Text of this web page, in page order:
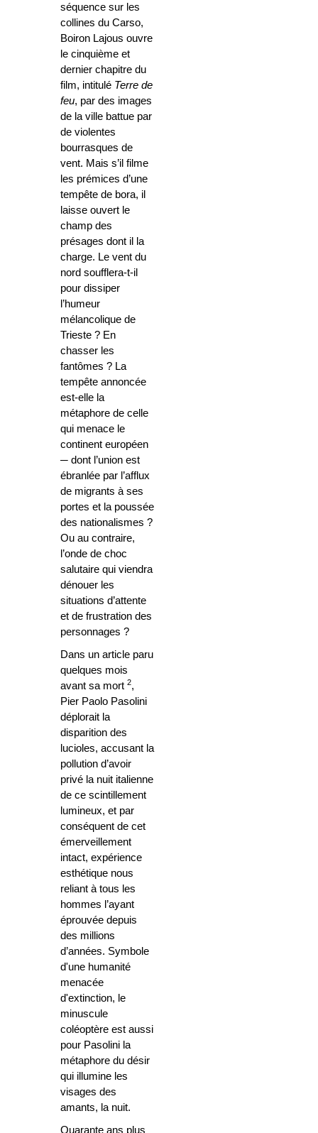
séquence sur les
collines du Carso,
Boiron Lajous ouvre
le cinquième et
dernier chapitre du
film, intitulé Terre de
feu, par des images
de la ville battue par
de violentes
bourrasques de
vent. Mais s’il filme
les prémices d’une
tempête de bora, il
laisse ouvert le
champ des
présages dont il la
charge. Le vent du
nord soufflera-t-il
pour dissiper
l’humeur
mélancolique de
Trieste ? En
chasser les
fantômes ? La
tempête annoncée
est-elle la
métaphore de celle
qui menace le
continent européen
─ dont l’union est
ébranlée par l’afflux
de migrants à ses
portes et la poussée
des nationalismes ?
Ou au contraire,
l’onde de choc
salutaire qui viendra
dénouer les
situations d’attente
et de frustration des
personnages ?
Dans un article paru
quelques mois
avant sa mort 2,
Pier Paolo Pasolini
déplorait la
disparition des
lucioles, accusant la
pollution d’avoir
privé la nuit italienne
de ce scintillement
lumineux, et par
conséquent de cet
émerveillement
intact, expérience
esthétique nous
reliant à tous les
hommes l’ayant
éprouvée depuis
des millions
d’années. Symbole
d'une humanité
menacée
d'extinction, le
minuscule
coléoptère est aussi
pour Pasolini la
métaphore du désir
qui illumine les
visages des
amants, la nuit.
Quarante ans plus